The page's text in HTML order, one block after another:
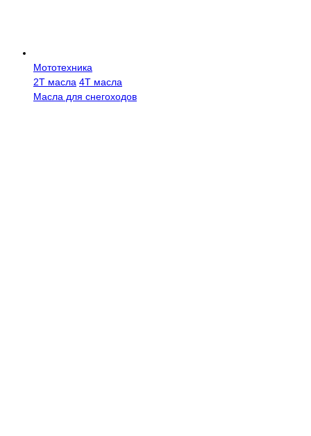
Мототехника
2Т масла 4Т масла
Масла для снегоходов